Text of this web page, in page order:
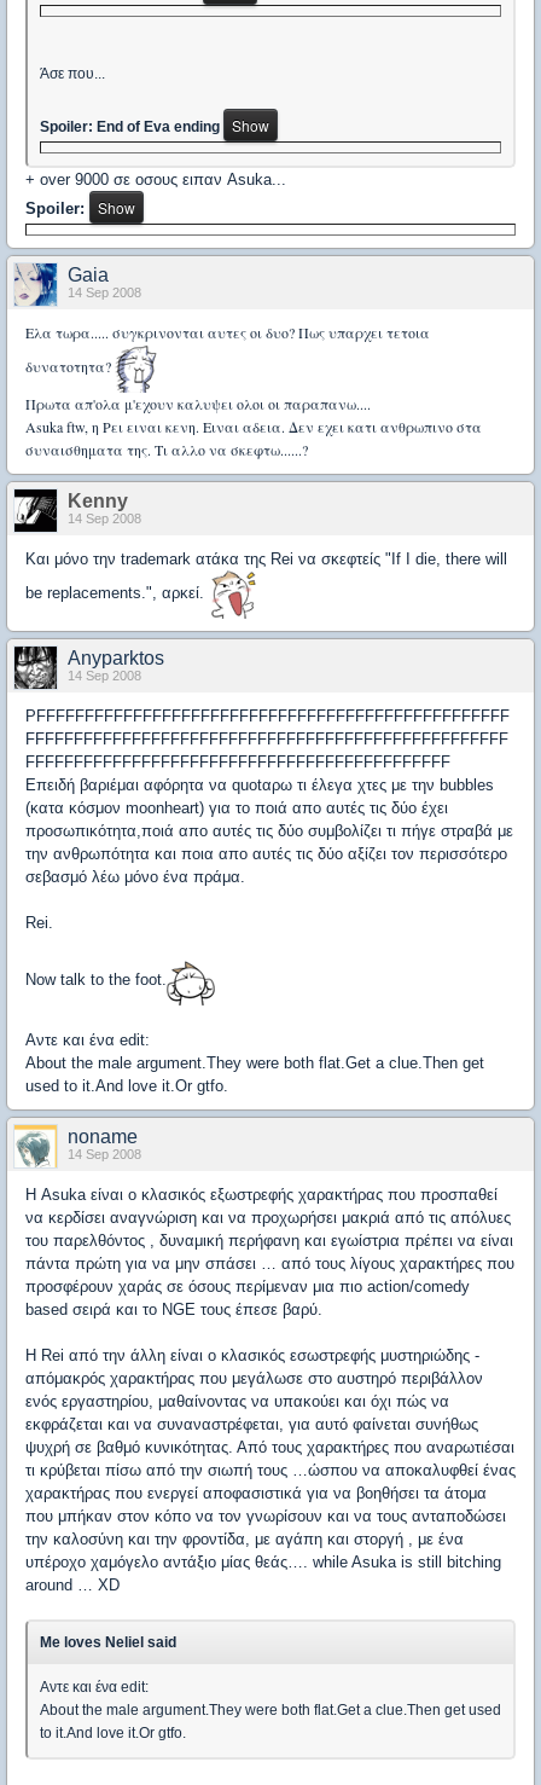
Άσε που...
Spoiler: End of Eva ending
+ over 9000 σε οσους ειπαν Asuka...
Spoiler:
Gaia
14 Sep 2008
Ελα τωρα..... συγκρινονται αυτες οι δυο? Πως υπαρχει τετοια
δυνατοτητα?
Πρωτα απ'ολα μ'εχουν καλυψει ολοι οι παραπανω....
Asuka ftw, η Ρει ειναι κενη. Ειναι αδεια. Δεν εχει κατι ανθρωπινο στα
συναισθηματα της. Τι αλλο να σκεφτω......?
Kenny
14 Sep 2008
Και μόνο την trademark ατάκα της Rei να σκεφτείς "If I die, there will
be replacements.", αρκεί.
Anyparktos
14 Sep 2008
PFFFFFFFFFFFFFFFFFFFFFFFFFFFFFFFFFFFFFFFFFFFFFFFFF
FFFFFFFFFFFFFFFFFFFFFFFFFFFFFFFFFFFFFFFFFFFFFFFFFF
FFFFFFFFFFFFFFFFFFFFFFFFFFFFFFFFFFFFFFFFFFFF
Επειδή βαριέμαι αφόρητα να quotαρω τι έλεγα χτες με την bubbles
(κατα κόσμον moonheart) για το ποιά απο αυτές τις δύο έχει
προσωπικότητα,ποιά απο αυτές τις δύο συμβολίζει τι πήγε στραβά με
την ανθρωπότητα και ποια απο αυτές τις δύο αξίζει τον περισσότερο
σεβασμό λέω μόνο ένα πράμα.
Rei.
Now talk to the foot.
Αντε και ένα edit:
About the male argument.They were both flat.Get a clue.Then get
used to it.And love it.Or gtfo.
noname
14 Sep 2008
Η Asuka είναι ο κλασικός εξωστρεφής χαρακτήρας που προσπαθεί
να κερδίσει αναγνώριση και να προχωρήσει μακριά από τις απόλυες
του παρελθόντος , δυναμική περήφανη και εγωίστρια πρέπει να είναι
πάντα πρώτη για να μην σπάσει … από τους λίγους χαρακτήρες που
προσφέρουν χαράς σε όσους περίμεναν μια πιο action/comedy
based σειρά και το NGE τους έπεσε βαρύ.
Η Rei από την άλλη είναι ο κλασικός εσωστρεφής μυστηριώδης -
απόμακρός χαρακτήρας που μεγάλωσε στο αυστηρό περιβάλλον
ενός εργαστηρίου, μαθαίνοντας να υπακούει και όχι πώς να
εκφράζεται και να συναναστρέφεται, για αυτό φαίνεται συνήθως
ψυχρή σε βαθμό κυνικότητας. Από τους χαρακτήρες που αναρωτιέσαι
τι κρύβεται πίσω από την σιωπή τους …ώσπου να αποκαλυφθεί ένας
χαρακτήρας που ενεργεί αποφασιστικά για να βοηθήσει τα άτομα
που μπήκαν στον κόπο να τον γνωρίσουν και να τους ανταποδώσει
την καλοσύνη και την φροντίδα, με αγάπη και στοργή , με ένα
υπέροχο χαμόγελο αντάξιο μίας θεάς…. while Asuka is still bitching
around … XD
Me loves Neliel said
Αντε και ένα edit:
About the male argument.They were both flat.Get a clue.Then get used
to it.And love it.Or gtfo.